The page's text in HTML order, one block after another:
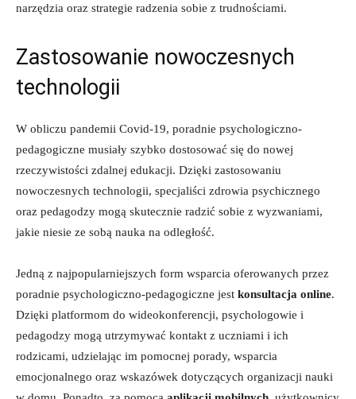
narzędzia ‌oraz strategie⁢ radzenia sobie z trudnościami.
Zastosowanie nowoczesnych ​
technologii
W obliczu‍ pandemii Covid-19, poradnie​ psychologiczno-
pedagogiczne‍ musiały szybko⁤ dostosować się do nowej
‌rzeczywistości zdalnej edukacji. Dzięki zastosowaniu
nowoczesnych technologii, specjaliści⁢ zdrowia ⁢psychicznego
‌oraz pedagodzy ‌mogą⁤ skutecznie ⁢radzić sobie z ⁢wyzwaniami,
jakie niesie ze sobą nauka na odległość.
Jedną ‍z najpopularniejszych form wsparcia oferowanych przez
poradnie ⁣psychologiczno-pedagogiczne ‌jest konsultacja online.
Dzięki platformom do ⁣wideokonferencji, psychologowie i⁤
pedagodzy mogą utrzymywać kontakt z uczniami i ich
⁤rodzicami, udzielając im pomocnej porady, wsparcia
emocjonalnego oraz⁣ wskazówek ‍dotyczących organizacji nauki